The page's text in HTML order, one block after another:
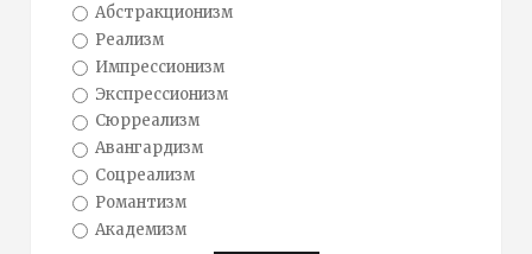
Абстракционизм
Реализм
Импрессионизм
Экспрессионизм
Сюрреализм
Авангардизм
Соцреализм
Романтизм
Академизм